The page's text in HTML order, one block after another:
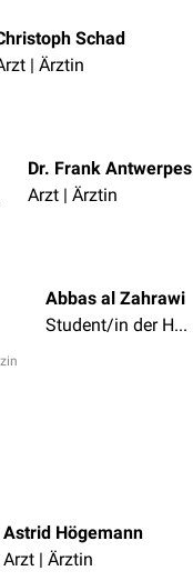
Schad
| Ärztin
Dr. Frank Antwerpes
Arzt | Ärztin
Abbas al Zahrawi
Student/in der Humanmedizin
Astrid Högemann
Arzt | Ärztin